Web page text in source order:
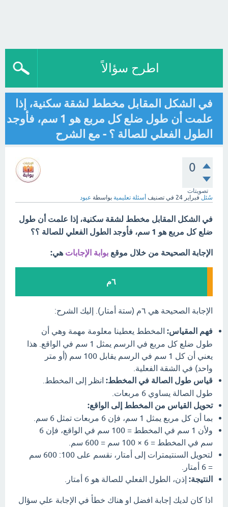
اطرح سؤالاً
في الشكل المقابل مخطط لشقة سكنية، إذا
علمت أن طول ضلع كل مربع هو 1 سم، فأوجد
الطول الفعلي للصالة ؟ - مع الشرح
0
تصويتات
سُئل فبراير 24 في تصنيف أسئلة تعليمية بواسطة عبود
في الشكل المقابل مخطط لشقة سكنية، إذا علمت أن طول
ضلع كل مربع هو 1 سم، فأوجد الطول الفعلي للصالة ؟؟
الإجابة الصحيحة من خلال موقع بوابة الإجابات هي:
٦م
الإجابة الصحيحة هي ٦م (ستة أمتار). إليك الشرح:
فهم المقياس: المخطط يعطينا معلومة مهمة وهي أن
طول ضلع كل مربع في الرسم يمثل 1 سم في الواقع. هذا
يعني أن كل 1 سم في الرسم يقابل 100 سم (أو متر
واحد) في الشقة الفعلية.
قياس طول الصالة في المخطط: انظر إلى المخطط.
طول الصالة يساوي 6 مربعات.
تحويل القياس من المخطط إلى الواقع:
بما أن كل مربع يمثل 1 سم، فإن 6 مربعات تمثل 6 سم.
ولأن 1 سم في المخطط = 100 سم في الواقع، فإن 6
سم في المخطط = 6 × 100 سم = 600 سم.
لتحويل السنتيمترات إلى أمتار، نقسم على 100: 600 سم
= 6 أمتار.
النتيجة: إذن، الطول الفعلي للصالة هو 6 أمتار.
اذا كان لديك إجابة افضل او هناك خطأ في الإجابة علي سؤال